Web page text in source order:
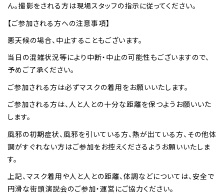
ん。撮影をされる方は現場スタッフの指示に従ってください。
【ご参加される方への注意事項】
悪天候の場合、中止することもございます。
当日の混雑状況等により中断・中止の可能性もございますので、
予めご了承ください。
ご参加される方は必ずマスクの着用をお願いいたします。
ご参加される方は、人と人との十分な距離を保つようお願いいた
します。
風邪の初期症状、風邪を引いている方、熱が出ている方、その他体
調がすぐれない方はご参加をお控えくださるようお願いいたしま
す。
上記、マスク着用や人と人との距離、体調などについては、安全で
円滑な街頭演説会のご参加・運営にご協力ください。